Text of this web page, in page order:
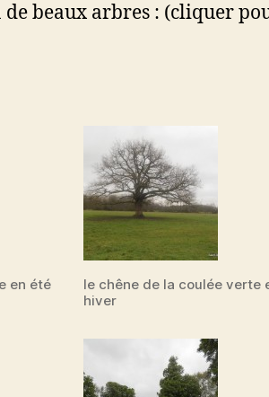
de beaux arbres : (cliquer
en été
le chêne de la coulée verte
hiver